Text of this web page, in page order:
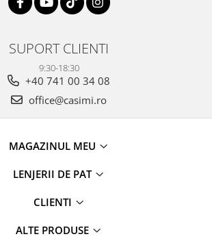
SUPORT CLIENTI
9:30-18:30
+40 741 00 34 08
office@casimi.ro
MAGAZINUL MEU
LENJERII DE PAT
CLIENTI
ALTE PRODUSE